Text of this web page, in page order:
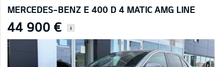
MERCEDES-BENZ E 400 D 4 MATIC AMG LINE
44 900 € i